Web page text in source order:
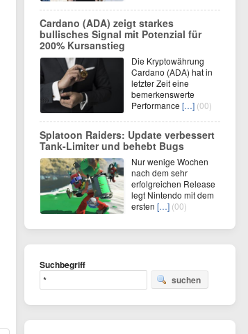
Cardano (ADA) zeigt starkes
bullisches Signal mit Potenzial für
200% Kursanstieg
Die Kryptowährung
Cardano (ADA) hat in
letzter Zeit eine
bemerkenswerte
Performance […] (00)
Splatoon Raiders: Update verbessert
Tank-Limiter und behebt Bugs
Nur wenige Wochen
nach dem sehr
erfolgreichen Release
legt Nintendo mit dem
ersten […] (00)
Suchbegriff
suchen